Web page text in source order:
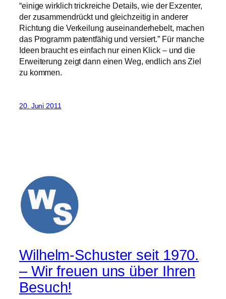
“einige wirklich trickreiche Details, wie der Exzenter,
der zusammendrückt und gleichzeitig in anderer
Richtung die Verkeilung auseinanderhebelt, machen
das Programm patentfähig und versiert.” Für manche
Ideen braucht es einfach nur einen Klick – und die
Erweiterung zeigt dann einen Weg, endlich ans Ziel
zu kommen.
20. Juni 2011
Wilhelm-Schuster seit 1970.
– Wir freuen uns über Ihren
Besuch!